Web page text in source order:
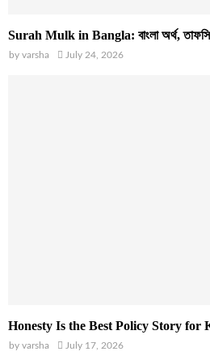
Surah Mulk in Bangla: বাংলা অর্থ,
by varsha July 24, 2026
Honesty Is the Best Policy Story for
by varsha July 17, 2026